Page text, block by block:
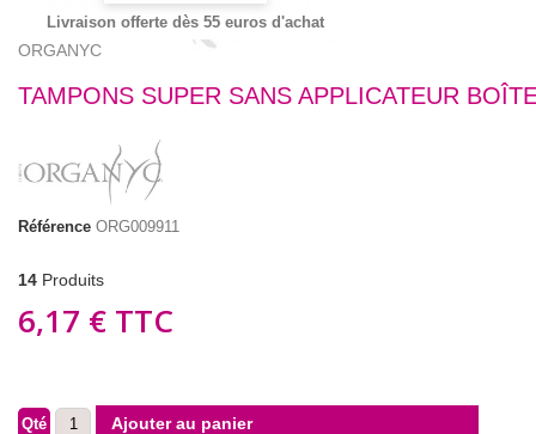
Livraison offerte dès 55 euros d'achat
ORGANYC
TAMPONS SUPER SANS APPLICATEUR
Référence ORG009911
14 Produits
6,17 € TTC
Qté Ajouter au panier